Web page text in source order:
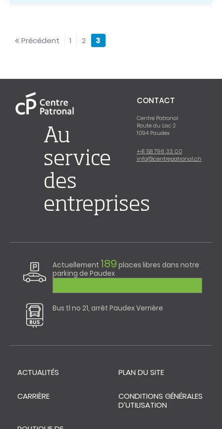
Précédent 1 2 3
Au
service
des
entreprises
CONTACT
Centre Patronal
Route du Lac 2
1094 Paudex
+41 58 796 33 00
info@centrepatronal.ch
Actuellement 189 places libres dans notre
parking de Paudex
Bus tl no 21, arrêt Paudex Verrière
ACTUALITÉS PLAN DU SITE
CARRIÈRE
CONDITIONS GÉNÉRALES
D’UTILISATION